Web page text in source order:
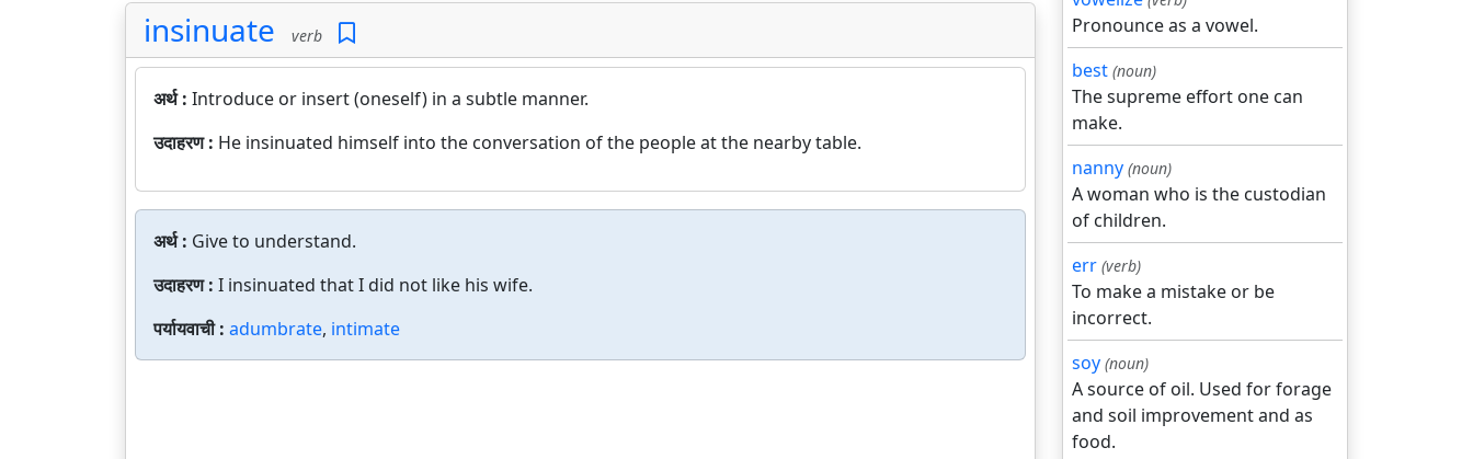
insinuate verb
अर्थ : Introduce or insert (oneself) in a subtle manner.
उदाहरण : He insinuated himself into the conversation of the people at the nearby table.
अर्थ : Give to understand.
उदाहरण : I insinuated that I did not like his wife.
पर्यायवाची : adumbrate, intimate
Pronounce as a vowel.
best (noun)
The supreme effort one can
make.
nanny (noun)
A woman who is the custodian
of children.
err (verb)
To make a mistake or be
incorrect.
soy (noun)
A source of oil. Used for forage
and soil improvement and as
food.